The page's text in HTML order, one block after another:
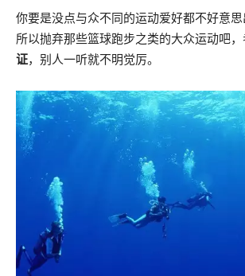
你要是没点与众不同的运动爱好都不好意思
所以抛弃那些篮球跑步之类的大众运动吧
证，别人一听就不明觉厉。